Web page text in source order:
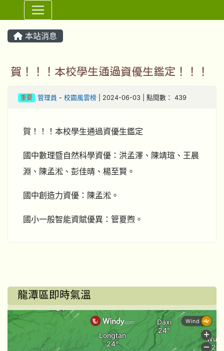
⏸
本站消息
賀！！！本校學生通過資優生鑑定！！！
重要 管理員 - 校園風雲榜| 2024-06-03 | 點閱數： 439
賀！！！本校學生通過資優生鑑定
國中數理暨自然科學資優：洪孟澤、陳靖瑄、王晨
淵、陳孟淞、彭佳晴、楊至賢。
國中創造力資優：陳孟淞。
國小一般智能資賦優異：管夏煦。
龍潭區即時氣溫